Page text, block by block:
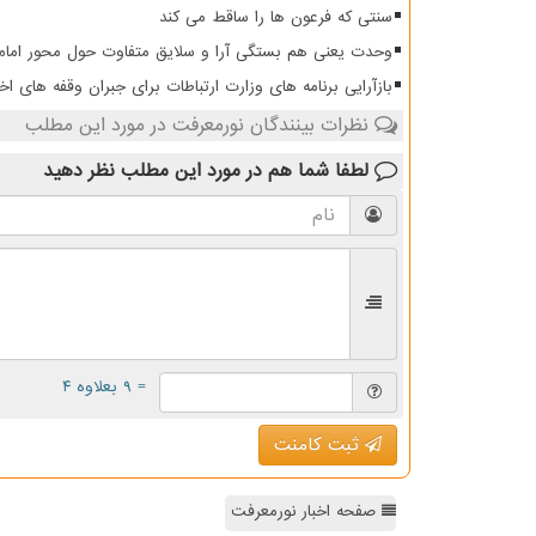
سنتی که فرعون ها را ساقط می کند
وحدت یعنی هم بستگی آرا و سلایق متفاوت حول محور
بازآرایی برنامه های وزارت ارتباطات برای جبران وقفه های
نظرات بینندگان نورمعرفت در مورد این مطلب
لطفا شما هم در مورد این مطلب نظر دهید
= ۹ بعلاوه ۴
ثبت کامنت
صفحه اخبار نورمعرفت